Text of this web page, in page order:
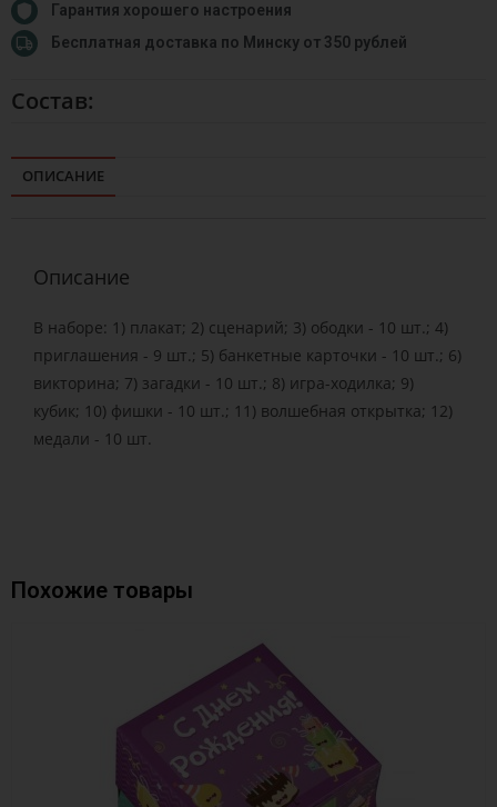
Гарантия хорошего настроения
Бесплатная доставка по Минску от 350 рублей
Состав:
ОПИСАНИЕ
Описание
В наборе: 1) плакат; 2) сценарий; 3) ободки - 10 шт.; 4)
приглашения - 9 шт.; 5) банкетные карточки - 10 шт.; 6)
викторина; 7) загадки - 10 шт.; 8) игра-ходилка; 9)
кубик; 10) фишки - 10 шт.; 11) волшебная открытка; 12)
медали - 10 шт.
Похожие товары